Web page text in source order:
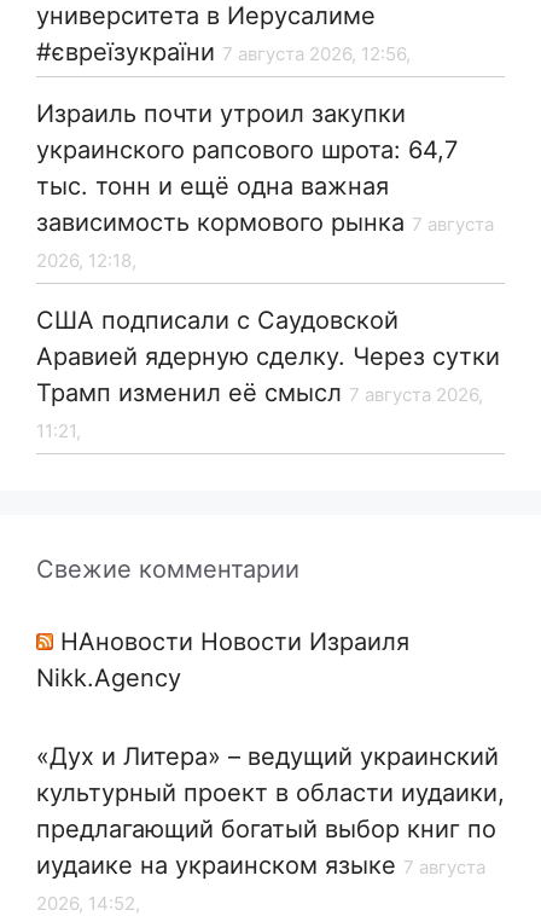
университета в Иерусалиме
#євреїзукраїни 7 августа 2026, 12:56,
Израиль почти утроил закупки
украинского рапсового шрота: 64,7
тыс. тонн и ещё одна важная
зависимость кормового рынка 7 августа
2026, 12:18,
США подписали с Саудовской
Аравией ядерную сделку. Через сутки
Трамп изменил её смысл 7 августа 2026,
11:21,
Свежие комментарии
НАновости Новости Израиля
Nikk.Agency
«Дух и Литера» – ведущий украинский
культурный проект в области иудаики,
предлагающий богатый выбор книг по
иудаике на украинском языке 7 августа
2026, 14:52,